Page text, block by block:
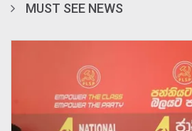
MUST SEE NEWS